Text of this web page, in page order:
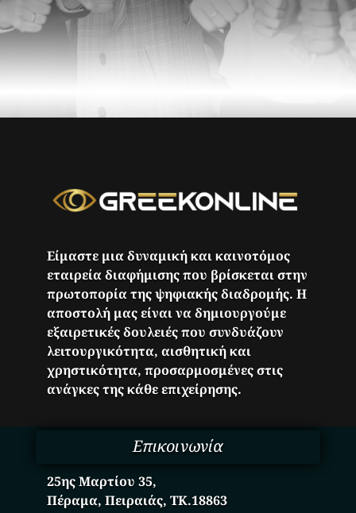
Είμαστε μια δυναμική και καινοτόμος
εταιρεία διαφήμισης που βρίσκεται στην
πρωτοπορία της ψηφιακής διαδρομής. Η
αποστολή μας είναι να δημιουργούμε
εξαιρετικές δουλειές που συνδυάζουν
λειτουργικότητα, αισθητική και
χρηστικότητα, προσαρμοσμένες στις
ανάγκες της κάθε επιχείρησης.
Επικοινωνία
25ης Μαρτίου 35,
Πέραμα, Πειραιάς, ΤΚ.18863